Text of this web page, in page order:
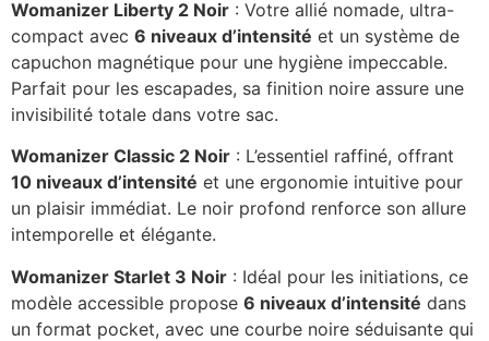
Womanizer Liberty 2 Noir : Votre allié nomade, ultra-
compact avec 6 niveaux d’intensité et un système de
capuchon magnétique pour une hygiène impeccable.
Parfait pour les escapades, sa finition noire assure une
invisibilité totale dans votre sac.
Womanizer Classic 2 Noir : L’essentiel raffiné, offrant
10 niveaux d’intensité et une ergonomie intuitive pour
un plaisir immédiat. Le noir profond renforce son allure
intemporelle et élégante.
Womanizer Starlet 3 Noir : Idéal pour les initiations, ce
modèle accessible propose 6 niveaux d’intensité dans
un format pocket, avec une courbe noire séduisante qui